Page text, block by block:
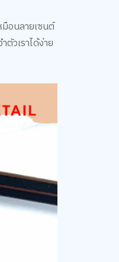
อนลายเซนต์
วเราได้ง่าย